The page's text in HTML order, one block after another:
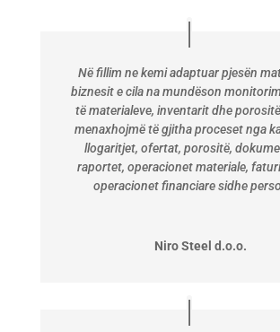
Në fillim ne kemi adaptuar pjesën
biznesit e cila na mundëson
të materialeve, inventarit dhe
menaxhojmë të gjitha proceset nga
llogaritjet, ofertat, porositë,
raportet, operacionet materiale,
operacionet financiare sidhe
Niro Steel d.o.o.